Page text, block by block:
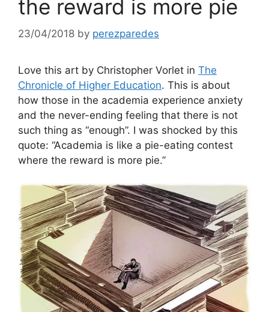
the reward is more pie
23/04/2018 by perezparedes
Love this art by Christopher Vorlet in The
Chronicle of Higher Education. This is about
how those in the academia experience anxiety
and the never-ending feeling that there is not
such thing as “enough”. I was shocked by this
quote: “Academia is like a pie-eating contest
where the reward is more pie.”